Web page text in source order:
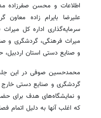
اطلاعات و محسن صفرزاده
علیرضا بایرام زاده
سرمایه‌گذاری اداره کل
میراث فرهنگی، گردشگری و
و صنایع دستی استان اردبیل،
محمدحسین صوفی در این جلسه
گردشگری و صنایع دستی خارج
و نمایشگاه‌های هدف برای
که اغلب آنها به دلیل اتمام